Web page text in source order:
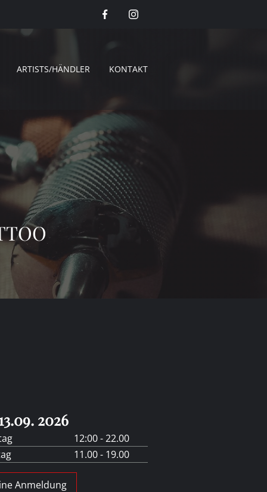
ARTISTS/HÄNDLER KONTAKT
2026
12:00 - 22.00
11.00 - 19.00
Anmeldung